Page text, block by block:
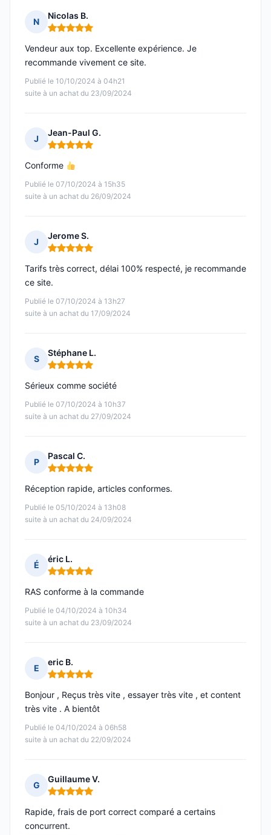
N
Nicolas B.
Note : 5 sur 5
Publié le 10/10/2024 à 04h21
suite à un achat du 23/09/2024
Vendeur aux top. Excellente expérience. Je
recommande vivement ce site.
J
Jean-Paul G.
Note : 5 sur 5
Publié le 07/10/2024 à 15h35
suite à un achat du 26/09/2024
Conforme
J
Jerome S.
Note : 5 sur 5
Publié le 07/10/2024 à 13h27
suite à un achat du 17/09/2024
Tarifs très correct, délai 100% respecté, je recommande
ce site.
S
Stéphane L.
Note : 5 sur 5
Publié le 07/10/2024 à 10h37
suite à un achat du 27/09/2024
Sérieux comme société
P
Pascal C.
Note : 5 sur 5
Publié le 05/10/2024 à 13h08
suite à un achat du 24/09/2024
Réception rapide, articles conformes.
É
éric L.
Note : 5 sur 5
Publié le 04/10/2024 à 10h34
suite à un achat du 23/09/2024
RAS conforme à la commande
E
eric B.
Note : 5 sur 5
Publié le 04/10/2024 à 06h58
suite à un achat du 22/09/2024
Bonjour , Reçus très vite , essayer très vite , et content
très vite . A bientôt
G
Guillaume V.
Note : 5 sur 5
Rapide, frais de port correct comparé a certains
concurrent.